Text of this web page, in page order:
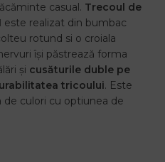
casual. Trecoul de
este realizat din bumbac
rotund si o croiala
își păstrează forma
și cusăturile duble pe
tricoului. Este
de culori cu optiunea de